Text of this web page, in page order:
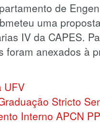
de
uma
IV da CAPES.
foram anexados à
UFV
Stricto
Interno APCN